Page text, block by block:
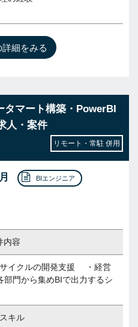
細をみる
タマート構築・PowerBI
人・案件
リモート・常駐 併用
BIエンジニア
内容
イクルの開発支援 ・経営
門から集めBIで出力するシ
キル